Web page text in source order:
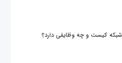
کیست و چه وظایفی دارد؟